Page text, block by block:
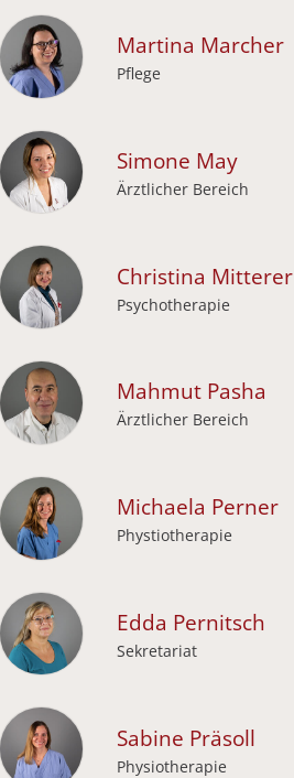
Martina Marcher
Pflege
Simone May
Ärztlicher Bereich
Christina Mitterer
Psychotherapie
Mahmut Pasha
Ärztlicher Bereich
Michaela Perner
Phystiotherapie
Edda Pernitsch
Sekretariat
Sabine Präsoll
Physiotherapie